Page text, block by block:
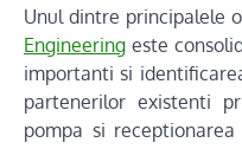
Unul dintre principalele
Engineering este
importanti si
partenerilor existenti
pompa si